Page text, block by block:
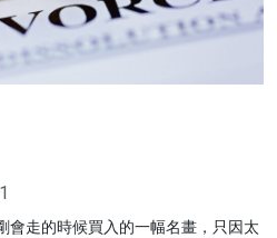
會走的時候買入的一幅名畫，只因太